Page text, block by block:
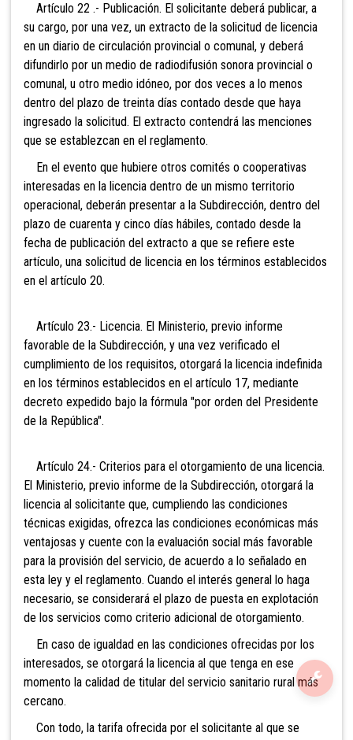
Artículo 22 .- Publicación. El solicitante deberá publicar, a
su cargo, por una vez, un extracto de la solicitud de licencia
en un diario de circulación provincial o comunal, y deberá
difundirlo por un medio de radiodifusión sonora provincial o
comunal, u otro medio idóneo, por dos veces a lo menos
dentro del plazo de treinta días contado desde que haya
ingresado la solicitud. El extracto contendrá las menciones
que se establezcan en el reglamento.
En el evento que hubiere otros comités o cooperativas
interesadas en la licencia dentro de un mismo territorio
operacional, deberán presentar a la Subdirección, dentro del
plazo de cuarenta y cinco días hábiles, contado desde la
fecha de publicación del extracto a que se refiere este
artículo, una solicitud de licencia en los términos establecidos
en el artículo 20.
Artículo 23.- Licencia. El Ministerio, previo informe
favorable de la Subdirección, y una vez verificado el
cumplimiento de los requisitos, otorgará la licencia indefinida
en los términos establecidos en el artículo 17, mediante
decreto expedido bajo la fórmula "por orden del Presidente
de la República".
Artículo 24.- Criterios para el otorgamiento de una licencia.
El Ministerio, previo informe de la Subdirección, otorgará la
licencia al solicitante que, cumpliendo las condiciones
técnicas exigidas, ofrezca las condiciones económicas más
ventajosas y cuente con la evaluación social más favorable
para la provisión del servicio, de acuerdo a lo señalado en
esta ley y el reglamento. Cuando el interés general lo haga
necesario, se considerará el plazo de puesta en explotación
de los servicios como criterio adicional de otorgamiento.
En caso de igualdad en las condiciones ofrecidas por los
interesados, se otorgará la licencia al que tenga en ese
momento la calidad de titular del servicio sanitario rural más
cercano.
Con todo, la tarifa ofrecida por el solicitante al que se